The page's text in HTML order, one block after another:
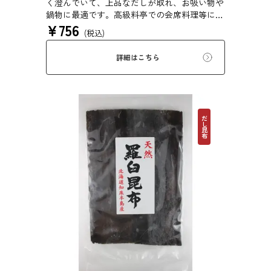
く澄んでいて、上品なだしが取れ、お吸い物や
鍋物に最適です。高級料亭での会席料理等にも
使われている高級昆布です。
¥756 (税込)
詳細はこちら
だし昆布